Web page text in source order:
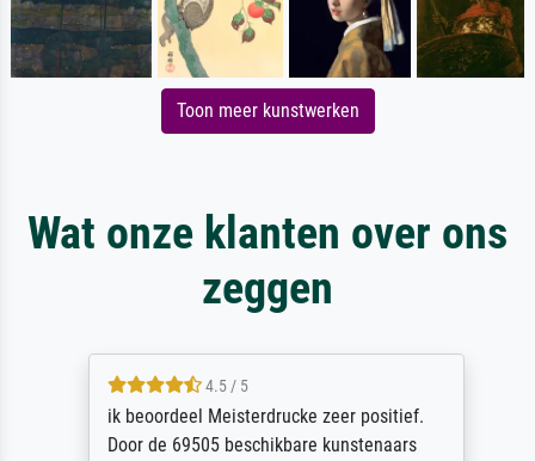
Toon meer kunstwerken
Wat onze klanten over ons
zeggen
4.5 / 5
ik beoordeel Meisterdrucke zeer positief.
Door de 69505 beschikbare kunstenaars